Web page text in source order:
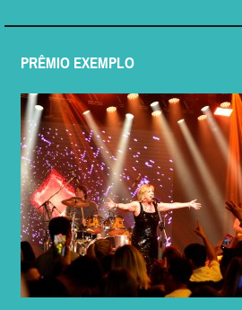
PRÊMIO EXEMPLO